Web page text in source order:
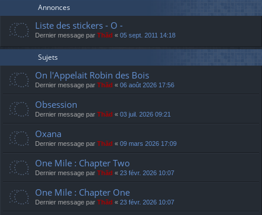
Annonces
Liste des stickers - O -
Dernier message par Thãd « 05 sept. 2011 14:18
Sujets
On l'Appelait Robin des Bois
Dernier message par Thãd « 06 août 2026 17:56
Obsession
Dernier message par Thãd « 03 juil. 2026 09:21
Oxana
Dernier message par Thãd « 09 mars 2026 17:09
One Mile : Chapter Two
Dernier message par Thãd « 23 févr. 2026 10:07
One Mile : Chapter One
Dernier message par Thãd « 23 févr. 2026 10:07